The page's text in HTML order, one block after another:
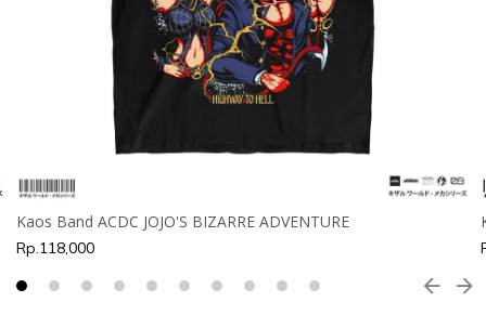
Kaos Band ACDC JOJO'S BIZARRE ADVENTURE
Rp.118,000